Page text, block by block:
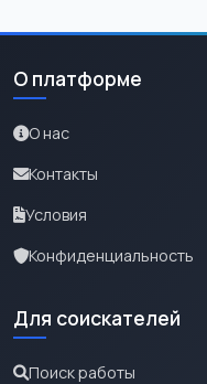
О платформе
О нас
Контакты
Условия
Конфиденциальность
Для соискателей
Поиск работы